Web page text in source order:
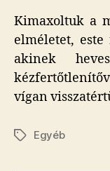
Kimaxoltuk a
elméletet,
akinek
vígan
CímkékEgyéb